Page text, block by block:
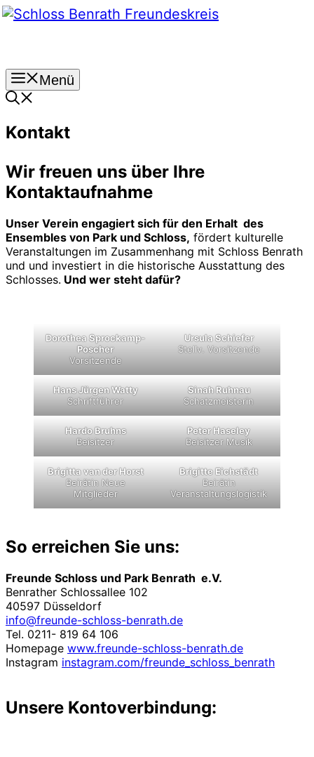
Zum
Menü
Kontakt
Wir freuen uns über Ihre
Kontaktaufnahme
Unser Verein engagiert sich für den Erhalt des
Ensembles von Park und Schloss, fördert kulturelle
Veranstaltungen im Zusammenhang mit Schloss Benrath
und und investiert in die historische Ausstattung des
Schlosses. Und wer steht dafür?
Dorothea Sprockamp-
Poscher
Vorsitzende
Ursula Schiefer
Stellv. Vorsitzende
Hans Jürgen Watty
Schriftführer
Sinah Ruhnau
Schatzmeisterin
Hardo Bruhns
Beisitzer
Peter Haseley
Beisitzer Musik
Brigitta van der Horst
Beirätin Neue
Mitglieder
Brigitte Eichstädt
Beirätin
Veranstaltungslogistik
So erreichen Sie uns:
Freunde Schloss und Park Benrath e.V.
Benrather Schlossallee 102
40597 Düsseldorf
info@freunde-schloss-benrath.de
Tel. 0211- 819 64 106
Homepage www.freunde-schloss-benrath.de
Instagram instagram.com/freunde_schloss_benrath
Unsere Kontoverbindung: